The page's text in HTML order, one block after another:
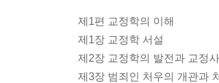
제1편 교정학의 이해
제1장 교정학 서설
제2장 교정학의 발전과 교정사
제3장 범죄인 처우의 개관과